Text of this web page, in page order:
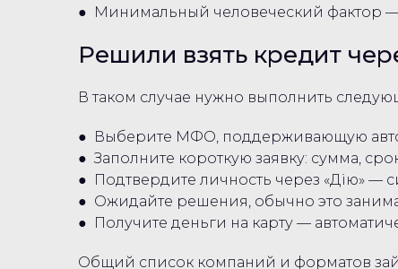
● Минимальный человеческий фактор —
Решили взять кредит
В таком случае нужно выполнить
● Выберите МФО, поддерживающую
● Заполните короткую заявку: сумма,
● Подтвердите личность через «Дію» —
● Ожидайте решения, обычно это
● Получите деньги на карту —
Общий список компаний и форматов